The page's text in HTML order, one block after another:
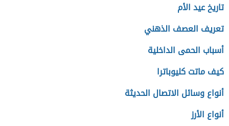
تاريخ عيد الأم
تعريف العصف الذهني
أسباب الحمى الداخلية
كيف ماتت كليوباترا
أنواع وسائل الاتصال الحديثة
أنواع الأرز